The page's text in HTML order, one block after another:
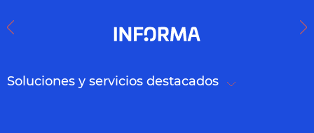
Soluciones y servicios destacados